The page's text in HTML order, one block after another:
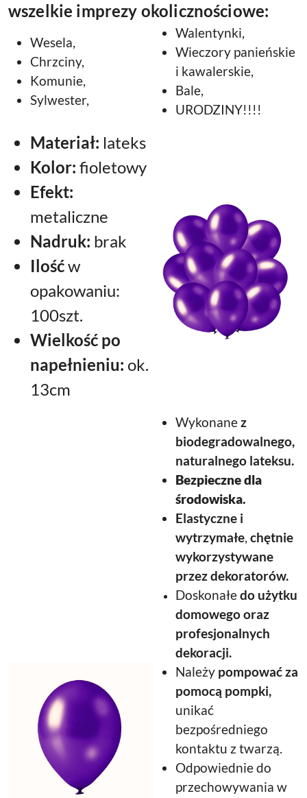
wszelkie imprezy okolicznościowe:
Wesela,
Chrzciny,
Komunie,
Sylwester,
Walentynki,
Wieczory panieńskie
i kawalerskie,
Bale,
URODZINY!!!!
Materiał: lateks
Kolor: fioletowy
Efekt:
metaliczne
Nadruk: brak
Ilośćw
opakowaniu:
100szt.
Wielkość po
napełnieniu: ok.
13cm
Wykonanez
biodegradowalnego,
naturalnego lateksu.
Bezpieczne dla
środowiska.
Elastyczne i
wytrzymałe, chętnie
wykorzystywane
przez dekoratorów.
Doskonałedo użytku
domowego oraz
profesjonalnych
dekoracji.
Należy pompować za
pomocą pompki,
unikać
bezpośredniego
kontaktu z twarzą.
Odpowiednie do
przechowywania w